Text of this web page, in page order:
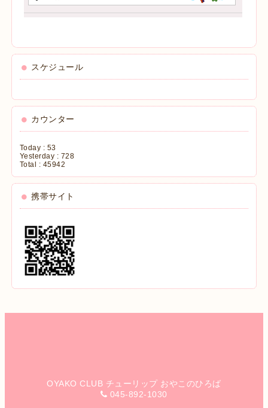
スケジュール
カウンター
Today : 53
Yesterday : 728
Total : 45942
携帯サイト
OYAKO CLUB チューリップ おやこのひろば
045-892-1030